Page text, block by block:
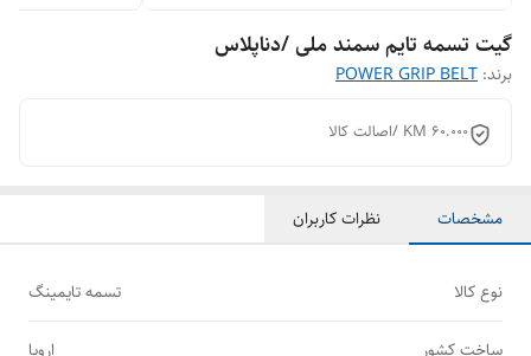
گیت تسمه تایم سمند ملی /دناپلاس
برند: POWER GRIP BELT
60.000 KM /اصالت کالا
مشخصات نظرات کاربران
نوع کالا تسمه تایمینگ
ساخت کشور اروپا